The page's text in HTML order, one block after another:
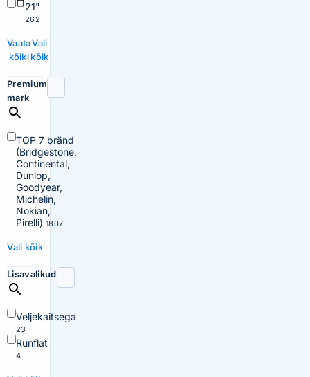
21"
262
Vaata
kõiki
Vali
kõik
Premium
mark
TOP 7 bränd
(Bridgestone,
Continental,
Dunlop,
Goodyear,
Michelin,
Nokian,
Pirelli) 1807
Vali kõik
Lisavalikud
Veljekaitsega
23
Runflat
4